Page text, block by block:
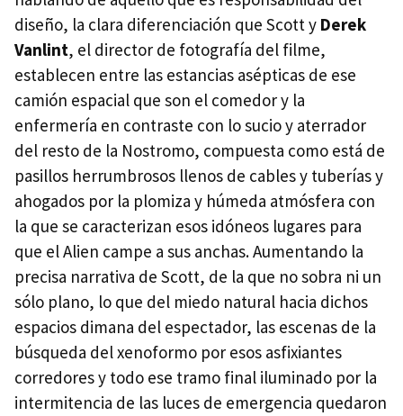
diseño, la clara diferenciación que Scott y Derek
Vanlint, el director de fotografía del filme,
establecen entre las estancias asépticas de ese
camión espacial que son el comedor y la
enfermería en contraste con lo sucio y aterrador
del resto de la Nostromo, compuesta como está de
pasillos herrumbrosos llenos de cables y tuberías y
ahogados por la plomiza y húmeda atmósfera con
la que se caracterizan esos idóneos lugares para
que el Alien campe a sus anchas. Aumentando la
precisa narrativa de Scott, de la que no sobra ni un
sólo plano, lo que del miedo natural hacia dichos
espacios dimana del espectador, las escenas de la
búsqueda del xenoformo por esos asfixiantes
corredores y todo ese tramo final iluminado por la
intermitencia de las luces de emergencia quedaron